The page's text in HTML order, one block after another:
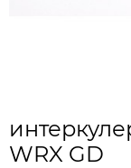
WRX GD